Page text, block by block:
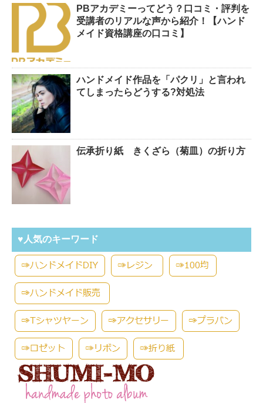
PBアカデミーってどう？口コミ・評判を
受講者のリアルな声から紹介！【ハンド
メイド資格講座の口コミ】
ハンドメイド作品を「パクリ」と言われ
てしまったらどうする?対処法
伝承折り紙 きくざら（菊皿）の折り方
♥人気のキーワード